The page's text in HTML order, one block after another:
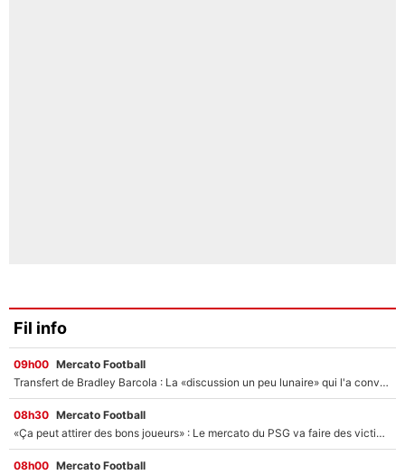
Fil info
09h00 Mercato Football
Transfert de Bradley Barcola : La «discussion un peu lunaire» qui l'a convaincu de quitter le PSG, son entourage est pointé du doigt
08h30 Mercato Football
«Ça peut attirer des bons joueurs» : Le mercato du PSG va faire des victimes dans l'effectif de Luis Enrique ?
08h00 Mercato Football